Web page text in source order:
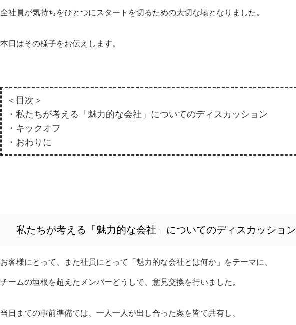
全社員が気持ちをひとつにスタートを切るための大切な場となりました。
本日はその様子をお伝えします。
＜目次＞
・私たちが考える「魅力的な会社」についてのディスカッション
・キックオフ
・おわりに
私たちが考える「魅力的な会社」についてのディスカッション
お客様にとって、また社員にとって「魅力的な会社とは何か」をテーマに、
チームの垣根を超えたメンバーどうしで、意見交換を行いました。
当日までの事前準備では、一人一人が出し合った案を皆で共有し、